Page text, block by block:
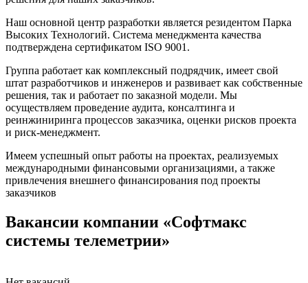
Наш основной центр разработки является резидентом Парка
Высоких Технологий. Система менеджмента качества
подтверждена сертификатом ISO 9001.
Группа работает как комплексный подрядчик, имеет свой
штат разработчиков и инженеров и развивает как собственные
решения, так и работает по заказной модели. Мы
осуществляем проведение аудита, консалтинга и
реинжиниринга процессов заказчика, оценки рисков проекта
и риск-менеджмент.
Имеем успешный опыт работы на проектах, реализуемых
международными финансовыми организациями, а также
привлечения внешнего финансирования под проекты
заказчиков
Вакансии компании «Софтмакс
системы телеметрии»